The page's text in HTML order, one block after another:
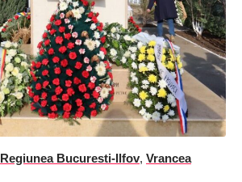
Regiunea Bucuresti-Ilfov, Vrancea